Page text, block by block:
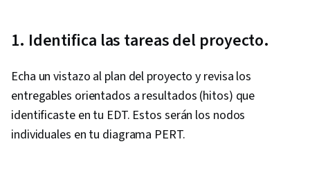
1. Identifica las tareas del proyecto.
Echa un vistazo al plan del proyecto y revisa los
entregables orientados a resultados (hitos) que
identificaste en tu EDT. Estos serán los nodos
individuales en tu diagrama PERT.